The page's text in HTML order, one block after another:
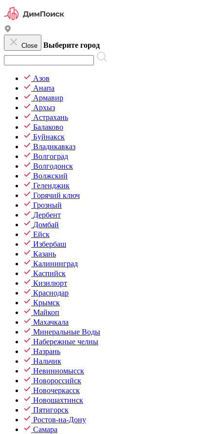
Close Выберите город
Азов
Анапа
Армавир
Архыз
Астрахань
Балаково
Буйнакск
Владикавказ
Волгоград
Волгодонск
Волжский
Геленджик
Горячий ключ
Грозный
Дербент
Домбай
Ейск
Избербаш
Казань
Калининград
Каспийск
Кизилюрт
Краснодар
Крымск
Майкоп
Махачкала
Минеральные Воды
Набережные челны
Назрань
Нальчик
Невинномысск
Новороссийск
Новочеркасск
Новошахтинск
Пятигорск
Ростов-на-Дону
Самара